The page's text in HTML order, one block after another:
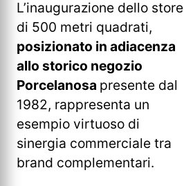
L’inaugurazione dello store
di 500 metri quadrati,
posizionato in adiacenza
allo storico negozio
Porcelanosa presente dal
1982, rappresenta un
esempio virtuoso di
sinergia commerciale tra
brand complementari.